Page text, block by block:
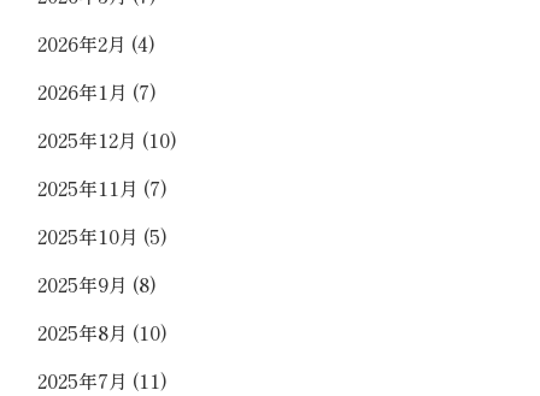
2026年2月 (4)
2026年1月 (7)
2025年12月 (10)
2025年11月 (7)
2025年10月 (5)
2025年9月 (8)
2025年8月 (10)
2025年7月 (11)